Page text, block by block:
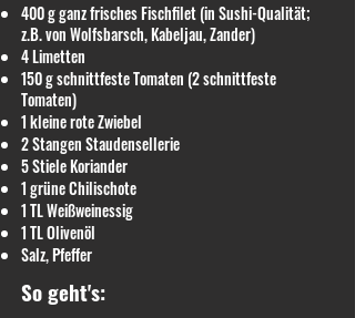
400 g ganz frisches Fischfilet (in Sushi-Qualität;
z.B. von Wolfsbarsch, Kabeljau, Zander)
4 Limetten
150 g schnittfeste Tomaten (2 schnittfeste
Tomaten)
1 kleine rote Zwiebel
2 Stangen Staudensellerie
5 Stiele Koriander
1 grüne Chilischote
1 TL Weißweinessig
1 TL Olivenöl
Salz, Pfeffer
So geht's: